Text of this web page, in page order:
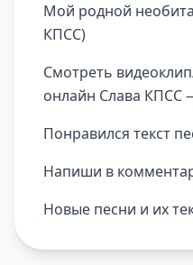
Мой родной
КПСС)
Смотреть
онлайн Слава КПСС
Понравился текст
Напиши в
Новые песни и их